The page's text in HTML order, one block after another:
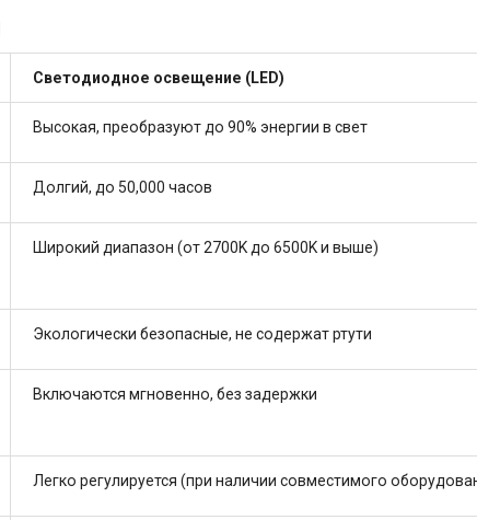
Светодиодное освещение (LED)
Высокая, преобразуют до 90% энергии в свет
Долгий, до 50,000 часов
Широкий диапазон (от 2700K до 6500K и выше)
Экологически безопасные, не содержат ртути
Включаются мгновенно, без задержки
Легко регулируется (при наличии совместимого